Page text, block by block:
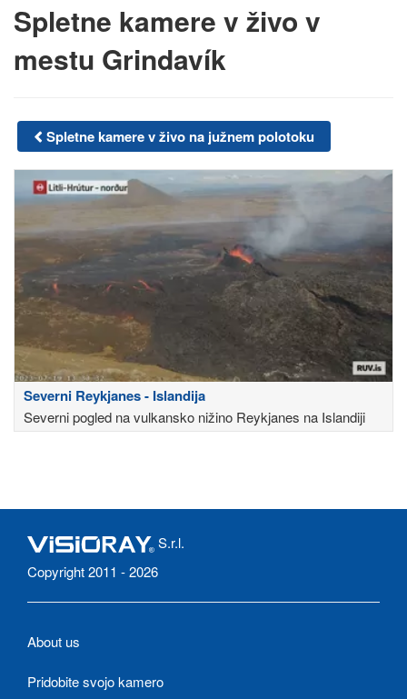
Spletne kamere v živo v
mestu Grindavík
Spletne kamere v živo na južnem polotoku
Severni Reykjanes - Islandija
Severni pogled na vulkansko nižino Reykjanes na Islandiji
S.r.l.
Copyright 2011 - 2026
About us
Pridobite svojo kamero